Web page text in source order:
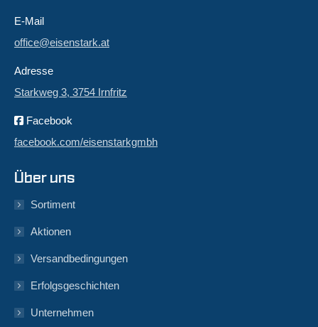
E-Mail
office@eisenstark.at
Adresse
Starkweg 3, 3754 Irnfritz
Facebook
facebook.com/eisenstarkgmbh
Über uns
Sortiment
Aktionen
Versandbedingungen
Erfolgsgeschichten
Unternehmen